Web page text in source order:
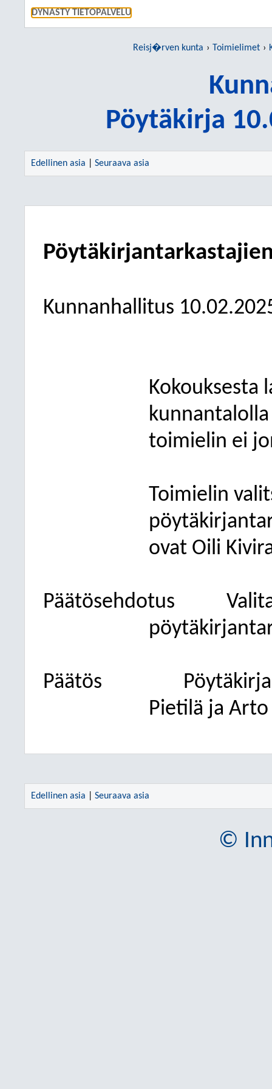
DYNASTY TIETOPALVELU
Reisj�rven kunta Toimielimet
Pöytäkirja
Edellinen asia Seuraava asia
Kunnanhallitus
Kokouksesta
toimielin ei
Toimielin
ovat Oili
Päätösehdotus
Päätös
Pietilä ja
Edellinen asia Seuraava asia
©